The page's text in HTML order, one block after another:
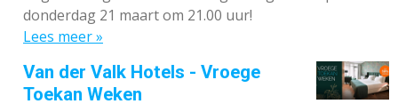
donderdag 21 maart om 21.00 uur!
Lees meer »
Van der Valk Hotels - Vroege
Toekan Weken